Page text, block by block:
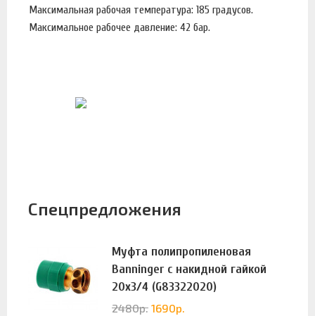
Максимальная рабочая температура: 185 градусов.
Максимальное рабочее давление: 42 бар.
Спецпредложения
Муфта полипропиленовая
Banninger с накидной гайкой
20х3/4 (G83322020)
2480р. 1690р.